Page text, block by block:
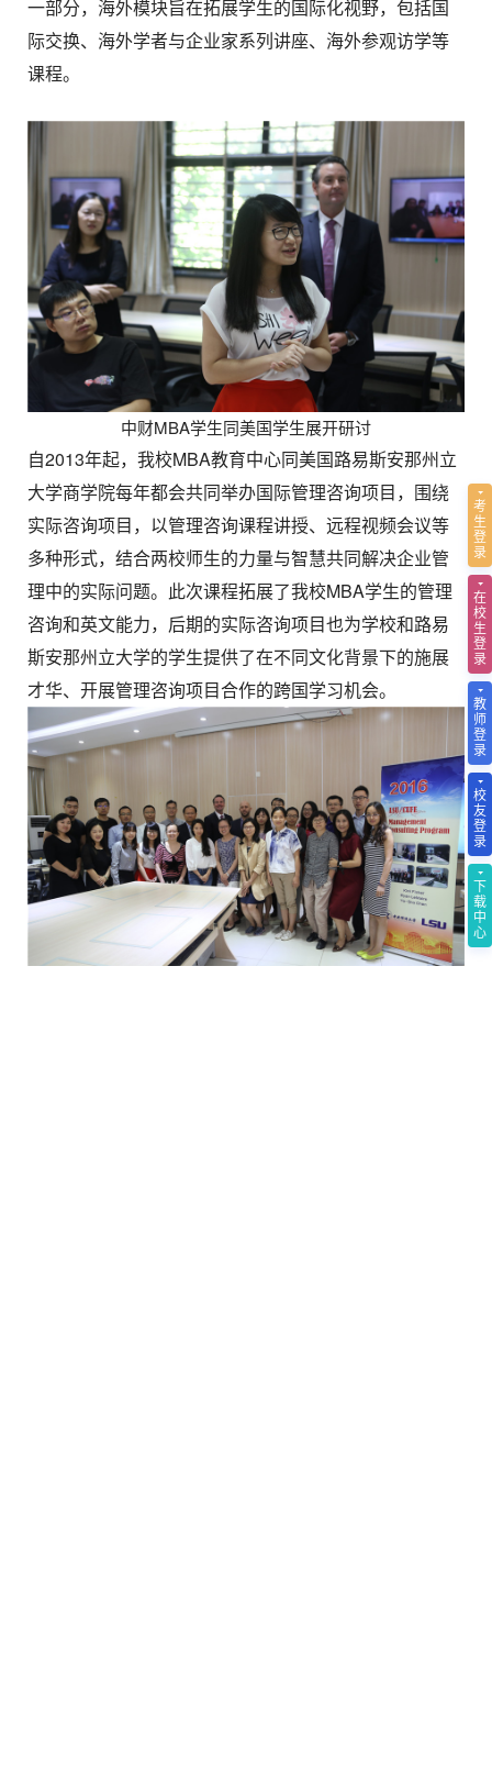
一部分，海外模块旨在拓展学生的国际化视野，包括国
际交换、海外学者与企业家系列讲座、海外参观访学等
课程。
中财MBA学生同美国学生展开研讨
自2013年起，我校MBA教育中心同美国路易斯安那州立
大学商学院每年都会共同举办国际管理咨询项目，围绕
实际咨询项目，以管理咨询课程讲授、远程视频会议等
多种形式，结合两校师生的力量与智慧共同解决企业管
理中的实际问题。此次课程拓展了我校MBA学生的管理
咨询和英文能力，后期的实际咨询项目也为学校和路易
斯安那州立大学的学生提供了在不同文化背景下的施展
才华、开展管理咨询项目合作的跨国学习机会。
考
生
登
录
在
校
生
登
录
教
师
登
录
校
友
登
录
下
载
中
心